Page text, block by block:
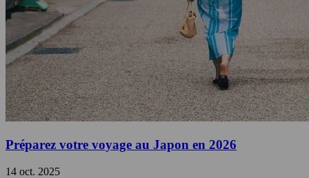
Préparez votre voyage au Japon en 2026
14 oct. 2025